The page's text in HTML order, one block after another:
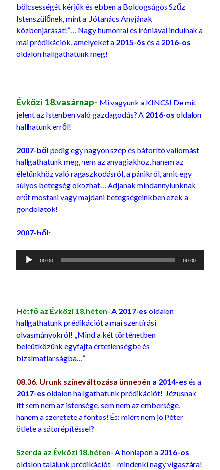
bölcsességét kérjük és ebben a Boldogságos Szűz
Istenszülőnek, mint a Jótanács Anyjának
közbenjárását!”… Nagy humorral és iróniával indulnak a
mai prédikációk, amelyeket a 2015-ös és a 2016-os
oldalon hallgathatunk meg!
Évközi 18.vasárnap- Mi vagyunk a KINCS! De mit
jelent az Istenben való gazdagodás? A 2016-os oldalon
hallhatunk erről!
2007-ből pedig egy nagyon szép és bátorító vallomást
hallgathatunk meg, nem az anyagiakhoz, hanem az
életünkhöz való ragaszkodásról, a pánikról, amit egy
súlyos betegség okozhat… Adjanak mindannyiunknak
erőt mostani vagy majdani betegségeinkben ezek a
gondolatok!
2007-ből:
Audió
00:00 00:00
Hétfő az Évközi 18.héten- A 2017-esoldalon
hallgathatunk prédikációt a mai szentírási
olvasmányokról! „Mind a két történetben
beleütközünk egyfajta értetlenségbe és
bizalmatlanságba…”
08.06. Urunk színeváltozása ünnepén a 2014-esés a
2017-esoldalon hallgathatunk prédikációt! Jézusnak
itt sem nem az istensége, sem nem az embersége,
hanem a szeretete a fontos! És: miért nem jó Péter
ötlete a sátorépítéssel?
Szerda az Évközi 18.héten- A honlapon a 2016-os
oldalon találunk prédikációt – mindenki nagy vigaszára!